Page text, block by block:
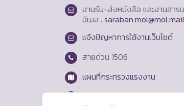
งานรับ-ส่งหนังสือ และงานสาร
อีเมล :
แจ้งปัญหาการใช้งานเว็บไซต์
สายด่วน 1506
แผนที่กระทรวงแรงงาน
Login